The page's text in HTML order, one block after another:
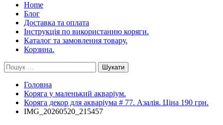
Home
Блог
Доставка та оплата
Інструкція по використанню коряги.
Каталог та замовлення товару.
Корзина.
Пошук:
Головна
Коряга у маленький акваріум.
Коряга декор для акваріума # 77. Азалія. Ціна 190 грн.
IMG_20260520_215457